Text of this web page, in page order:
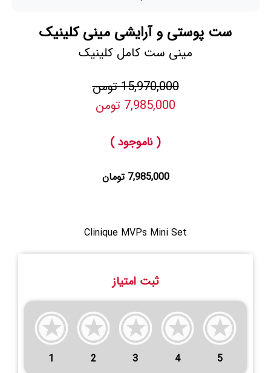
ست پوستی و آرایشی مینی کلینیک
مینی ست کامل کلینیک
15,970,000 تومن
7,985,000 تومن
( ناموجود )
7,985,000 تومان
Clinique MVPs Mini Set
ثبت امتیاز
1 2 3 4 5